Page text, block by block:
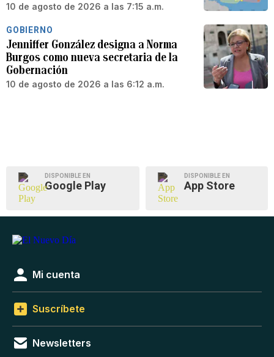
10 de agosto de 2026 a las 7:15 a.m.
GOBIERNO
Jenniffer González designa a Norma
Burgos como nueva secretaria de la
Gobernación
10 de agosto de 2026 a las 6:12 a.m.
DISPONIBLE EN
Google Play
DISPONIBLE EN
App Store
Mi cuenta
Suscríbete
Newsletters